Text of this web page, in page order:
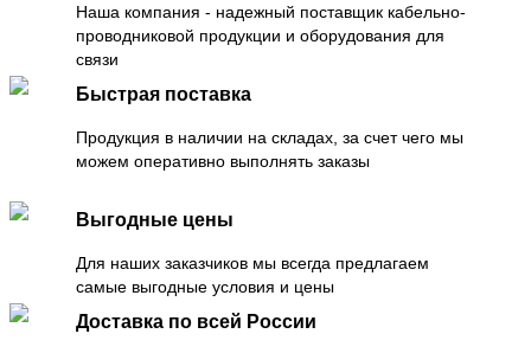
Наша компания - надежный поставщик кабельно-
проводниковой продукции и оборудования для
связи
Быстрая поставка
Продукция в наличии на складах, за счет чего мы
можем оперативно выполнять заказы
Выгодные цены
Для наших заказчиков мы всегда предлагаем
самые выгодные условия и цены
Доставка по всей России